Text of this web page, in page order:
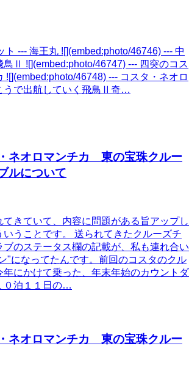
ト --- 海王丸 ![](embed:photo/46746) --- 中
鳥Ⅱ ![](embed:photo/46747) --- 四突のコス
![](embed:photo/46748) --- コスタ・ネオロ
うで出航していく飛鳥Ⅱ奇…
ネオロマンチカ 東の宝珠クルー
ルについて
てきていて、内容に問題がある旨アップし
いうことです。 送られてきたクルーズチ
のステータス欄の記載が、私も連れ合い
"になってたんです。前回のコスタのクル
年にかけて乗った、年末年始のカウントダ
０泊１１日の…
ネオロマンチカ 東の宝珠クルー